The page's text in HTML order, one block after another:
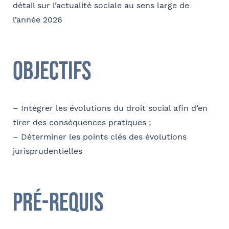
détail sur l’actualité sociale au sens large de
l’année 2026
Objectifs
– Intégrer les évolutions du droit social afin d’en
tirer des conséquences pratiques ;
– Déterminer les points clés des évolutions
jurisprudentielles
Pré-requis
Coordonnées
Ville
Téléphone